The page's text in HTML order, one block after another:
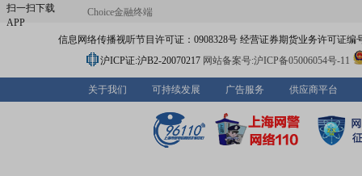
扫一扫下载
APP
Choice金融终端
信息网络传播视听节目许可证：0908328号 经营证券期货业务许可证编
沪ICP证:沪B2-20070217 网站备案号:沪ICP备05006054号-11
关于我们 可持续发展 广告服务 供应商平台